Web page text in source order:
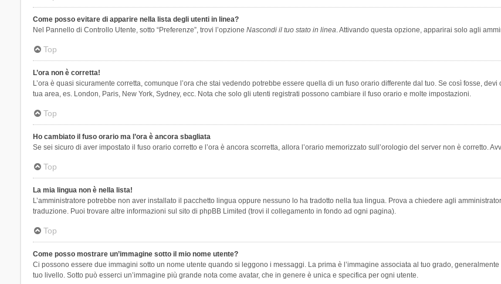
Come posso evitare di apparire nella lista degli utenti in linea?
Nel Pannello di Controllo Utente, sotto “Preferenze”, trovi l’opzione Nascondi il tuo stato in linea. Attivando questa opzione, apparirai solo agli
Top
L’ora non è corretta!
L’ora è quasi sicuramente corretta, comunque l’ora che stai vedendo potrebbe essere quella di un fuso orario differente dal tuo. Se così fosse,
tua area, es. London, Paris, New York, Sydney, ecc. Nota che solo gli utenti registrati possono cambiare il fuso orario e molte impostazioni.
Top
Ho cambiato il fuso orario ma l’ora è ancora sbagliata
Se sei sicuro di aver impostato il fuso orario corretto e l’ora è ancora scorretta, allora l’orario memorizzato sull’orologio del server non è corretto.
Top
La mia lingua non è nella lista!
L’amministratore potrebbe non aver installato il pacchetto lingua oppure nessuno lo ha tradotto nella tua lingua. Prova a chiedere agli
traduzione. Puoi trovare altre informazioni sul sito di phpBB Limited (trovi il collegamento in fondo ad ogni pagina).
Top
Come posso mostrare un’immagine sotto il mio nome utente?
Ci possono essere due immagini sotto un nome utente quando si leggono i messaggi. La prima è l’immagine associata al tuo grado,
tuo livello. Sotto può esserci un’immagine più grande nota come avatar, che in genere è unica e specifica per ogni utente.